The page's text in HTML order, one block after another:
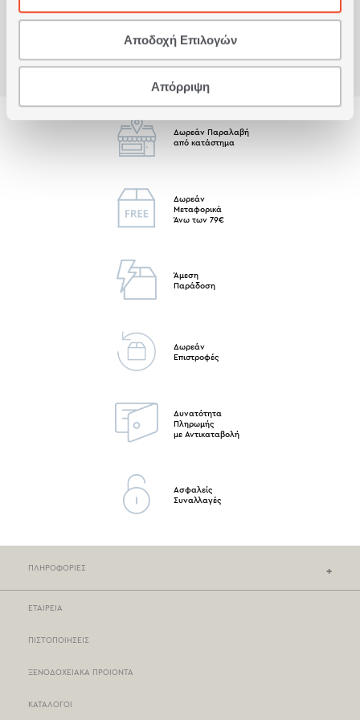
Αποδοχή Επιλογών
Απόρριψη
Δωρεάν Παραλαβή
από κατάστημα
Δωρεάν
Μεταφορικά
Άνω των 79€
Άμεση
Παράδοση
Δωρεάν
Επιστροφές
Δυνατότητα
Πληρωμής
με Αντικαταβολή
Ασφαλείς
Συναλλαγές
ΠΛΗΡΟΦΟΡΙΕΣ
ΕΤΑΙΡΕΙΑ
ΠΙΣΤΟΠΟΙΗΣΕΙΣ
ΞΕΝΟΔΟΧΕΙΑΚΑ ΠΡΟΙΟΝΤΑ
ΚΑΤΑΛΟΓΟΙ